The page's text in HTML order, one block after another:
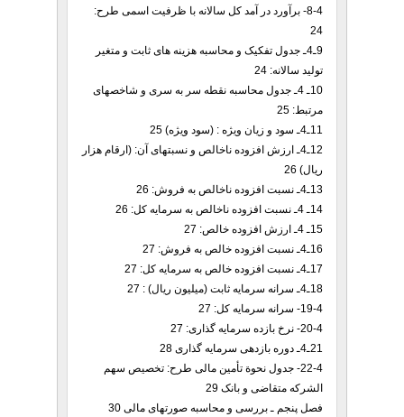
8-4- برآورد در آمد کل سالانه با ظرفیت اسمی طرح:
24
9ـ4ـ جدول تفکیک و محاسبه هزینه های ثابت و متغیر
تولید سالانه: 24
10ـ 4ـ جدول محاسبه نقطه سر به سری و شاخصهای
مرتبط: 25
11ـ4ـ سود و زیان ویژه : (سود ویژه) 25
12ـ4ـ ارزش افزوده ناخالص و نسبتهای آن: (ارقام هزار
ریال) 26
13ـ4ـ نسبت افزوده ناخالص به فروش: 26
14ـ 4ـ نسبت افزوده ناخالص به سرمایه کل: 26
15ـ 4ـ ارزش افزوده خالص: 27
16ـ4ـ نسبت افزوده خالص به فروش: 27
17ـ4ـ نسبت افزوده خالص به سرمایه کل: 27
18ـ4ـ سرانه سرمایه ثابت (میلیون ریال) : 27
19-4- سرانه سرمایه کل: 27
20-4- نرخ بازده سرمایه گذاری: 27
21ـ4ـ دوره بازدهی سرمایه گذاری 28
22-4- جدول نحوة تأمین مالی طرح: تخصیص سهم
الشرکه متقاضی و بانک 29
فصل پنجم ـ بررسی و محاسبه صورتهای مالی 30